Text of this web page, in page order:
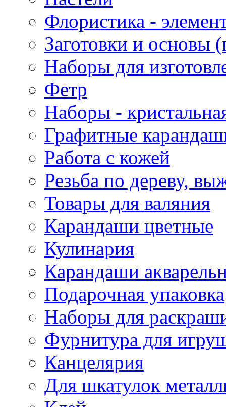
Флористика -
Заготовки и основы
Наборы для
Фетр
Наборы -
Графитные
Работа с кожей
Резьба по дереву,
Товары для валяния
Карандаши цветные
Кулинария
Карандаши
Подарочная упаковка
Наборы для
Фурнитура для
Канцелярия
Для шкатулок